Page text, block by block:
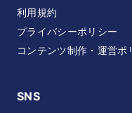
利用規約
プライバシーポリシー
コンテンツ制作・運営ポ
SNS